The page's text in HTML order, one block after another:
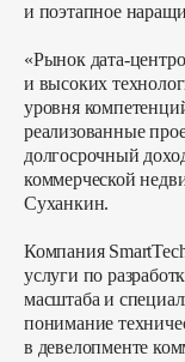
и поэтапное
«Рынок дата-
и высоких
уровня
реализованные
долгосрочный
коммерческой
Суханкин.
Компания
услуги по
масштаба и
понимание
в девелопменте